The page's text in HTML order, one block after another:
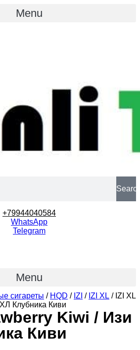
Menu
+79944040584
WhatsApp
Telegram
Menu
сигареты / HQD / IZI / IZI XL / IZI XL
Клубника Киви
Kiwi / Изи
Киви